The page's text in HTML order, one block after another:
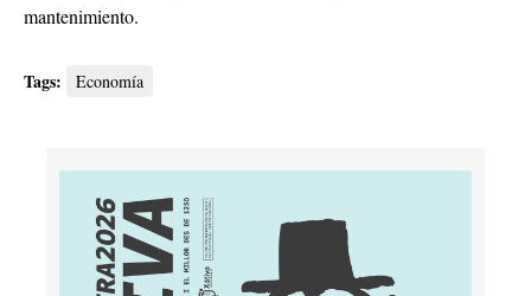
mantenimiento.
Tags: Economía